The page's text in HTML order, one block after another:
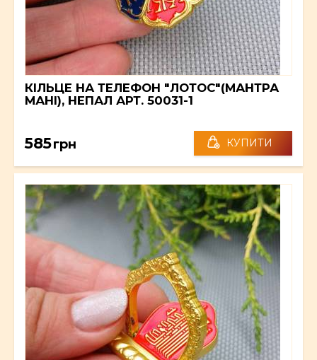
КІЛЬЦЕ НА ТЕЛЕФОН "ЛОТОС"(МАНТРА
МАНІ), НЕПАЛ АРТ. 50031-1
585грн КУПИТИ